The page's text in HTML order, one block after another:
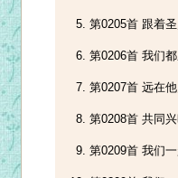
第0205首 跟着
第0206首 我们
第0207首 远在
第0208首 共同
第0209首 我们